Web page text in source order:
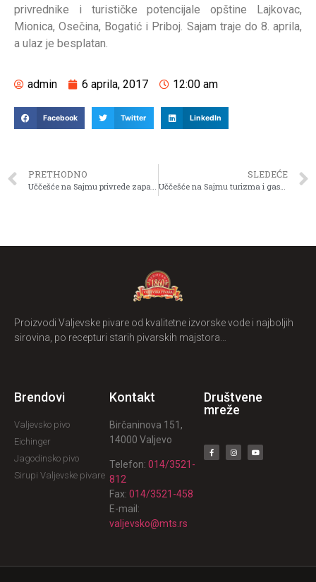
privrednike i turističke potencijale opštine Lajkovac,
Mionica, Osečina, Bogatić i Priboj. Sajam traje do 8. aprila,
a ulaz je besplatan.
admin 6 aprila, 2017 12:00 am
Facebook Twitter LinkedIn
PRETHODNO
Uččešće na Sajmu privrede zapadne Srbije u Valjevu
SLEDEĆE
Uččešće na Sajmu turizma i gastrokulture u Bijeljini
Proizvodi Valjevske pivare od kvalitetne izvorske vode i najboljih
sirovina, po recepturi starih pivarskih majstora…
Brendovi
Valjevsko pivo
Eichinger
Jagodinsko pivo
Sirupi Valjevske pivare
Kontakt
Birčaninova 151,
14000 Valjevo
Telefon: 014/3521-
812
Fax: 014/3521-458
E-mail:
valjevsko@mts.rs
Društvene
mreže